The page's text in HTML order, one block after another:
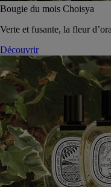
Bougie du mois Choisya
Verte et fusante, la fleur
Découvrir